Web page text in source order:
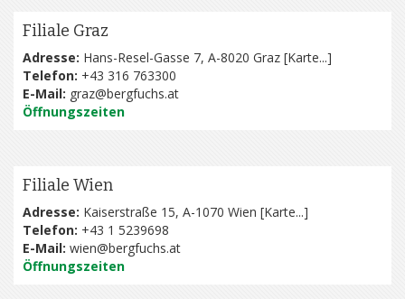
Filiale Graz
Adresse: Hans-Resel-Gasse 7, A-8020 Graz [Karte...]
Telefon: +43 316 763300
E-Mail: graz@bergfuchs.at
Öffnungszeiten
Filiale Wien
Adresse: Kaiserstraße 15, A-1070 Wien [Karte...]
Telefon: +43 1 5239698
E-Mail: wien@bergfuchs.at
Öffnungszeiten